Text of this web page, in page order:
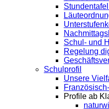
Schul- und
Regelung
Schulprofil
Unsere
Profile ab